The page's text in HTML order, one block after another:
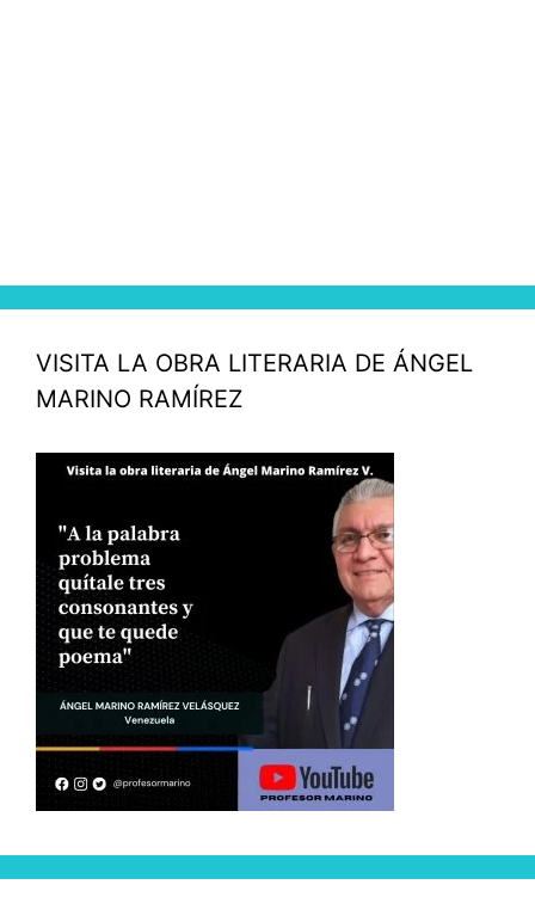
VISITA LA OBRA LITERARIA DE ÁNGEL
MARINO RAMÍREZ